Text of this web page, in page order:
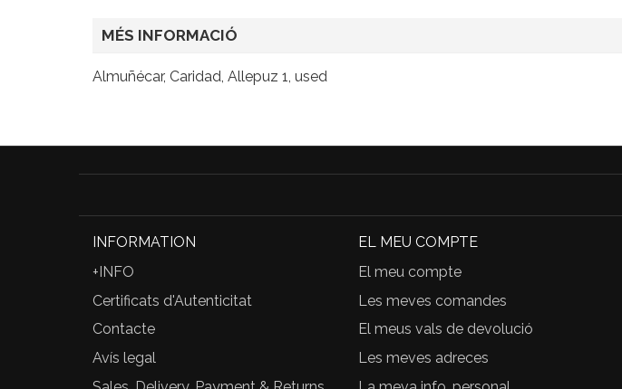
MÉS INFORMACIÓ
Almuñécar, Caridad, Allepuz 1, used
INFORMATION
+INFO
Certificats d'Autenticitat
Contacte
Avís legal
EL MEU COMPTE
El meu compte
Les meves comandes
El meus vals de devolució
Les meves adreces